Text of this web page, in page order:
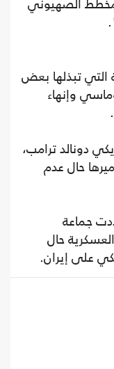
الصهيوني
التي تبذلها بعض
وإنهاء
دونالد ترامب،
حال عدم
جماعة
حال
على إيران.